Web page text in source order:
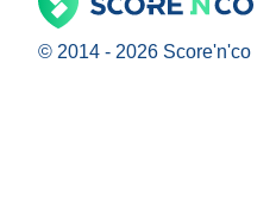
© 2014 - 2026 Score'n'co